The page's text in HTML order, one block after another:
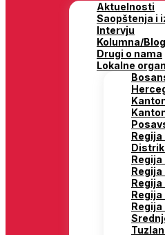
Aktuelnosti
Saopštenja i
Intervju
Kolumna/Blog
Drugi o nama
Lokalne
Regija
Regija
Regija
Regija